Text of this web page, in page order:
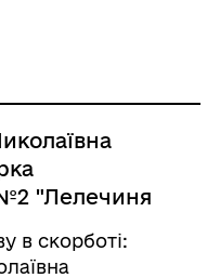
"Лелечиня
в скорботі: